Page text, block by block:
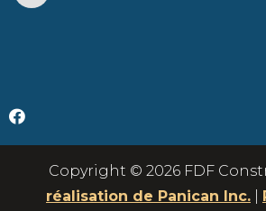
Copyright © 2026 FDF
réalisation de Panican Inc.